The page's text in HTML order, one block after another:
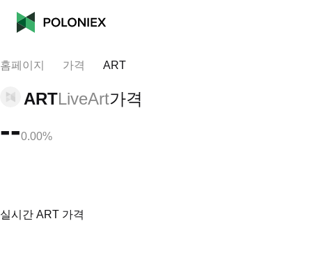
홈페이지 가격 ART
ARTLiveArt가격
--0.00%
실시간 ART 가격